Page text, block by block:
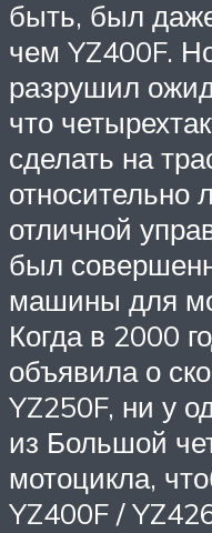
быть, был
чем YZ400F.
разрушил
что
сделать на
относительно
отличной
был
машины для
Когда в 2000
объявила о
YZ250F, ни у
из Большой
мотоцикла,
YZ400F /